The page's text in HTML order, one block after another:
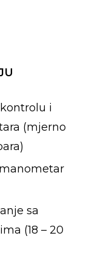
i
(mjerno
sa
(18 – 20